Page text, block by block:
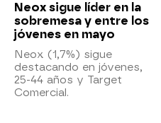
Neox sigue líder en la
sobremesa y entre los
jóvenes en mayo
Neox (1,7%) sigue
destacando en jóvenes,
25-44 años y Target
Comercial.